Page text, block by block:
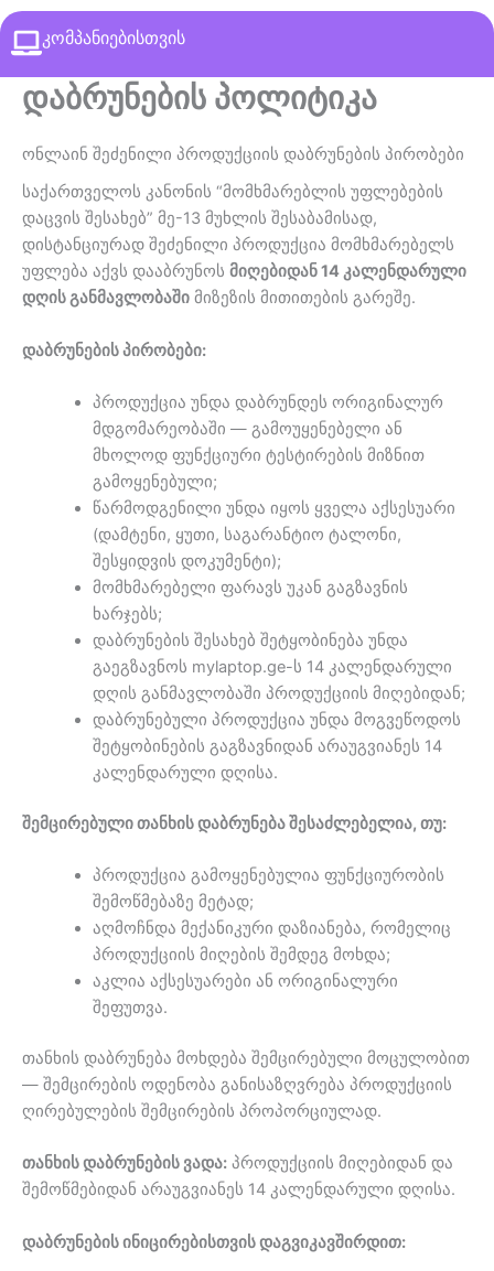
კომპანიებისთვის
დაბრუნების პოლიტიკა
ონლაინ შეძენილი პროდუქციის დაბრუნების პირობები
საქართველოს კანონის “მომხმარებლის უფლებების
დაცვის შესახებ” მე-13 მუხლის შესაბამისად,
დისტანციურად შეძენილი პროდუქცია მომხმარებელს
უფლება აქვს დააბრუნოს მიღებიდან 14 კალენდარული
დღის განმავლობაში მიზეზის მითითების გარეშე.
დაბრუნების პირობები:
პროდუქცია უნდა დაბრუნდეს ორიგინალურ
მდგომარეობაში — გამოუყენებელი ან
მხოლოდ ფუნქციური ტესტირების მიზნით
გამოყენებული;
წარმოდგენილი უნდა იყოს ყველა აქსესუარი
(დამტენი, ყუთი, საგარანტიო ტალონი,
შესყიდვის დოკუმენტი);
მომხმარებელი ფარავს უკან გაგზავნის
ხარჯებს;
დაბრუნების შესახებ შეტყობინება უნდა
გაეგზავნოს mylaptop.ge-ს 14 კალენდარული
დღის განმავლობაში პროდუქციის მიღებიდან;
დაბრუნებული პროდუქცია უნდა მოგვეწოდოს
შეტყობინების გაგზავნიდან არაუგვიანეს 14
კალენდარული დღისა.
შემცირებული თანხის დაბრუნება შესაძლებელია, თუ:
პროდუქცია გამოყენებულია ფუნქციურობის
შემოწმებაზე მეტად;
აღმოჩნდა მექანიკური დაზიანება, რომელიც
პროდუქციის მიღების შემდეგ მოხდა;
აკლია აქსესუარები ან ორიგინალური
შეფუთვა.
თანხის დაბრუნება მოხდება შემცირებული მოცულობით
— შემცირების ოდენობა განისაზღვრება პროდუქციის
ღირებულების შემცირების პროპორციულად.
თანხის დაბრუნების ვადა: პროდუქციის მიღებიდან და
შემოწმებიდან არაუგვიანეს 14 კალენდარული დღისა.
დაბრუნების ინიცირებისთვის დაგვიკავშირდით: